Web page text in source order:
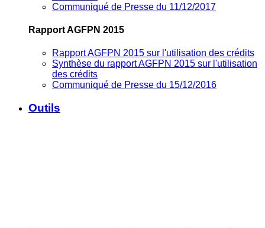
Communiqué de Presse du 11/12/2017
Rapport AGFPN 2015
Rapport AGFPN 2015 sur l'utilisation des crédits
Synthèse du rapport AGFPN 2015 sur l'utilisation
des crédits
Communiqué de Presse du 15/12/2016
Outils